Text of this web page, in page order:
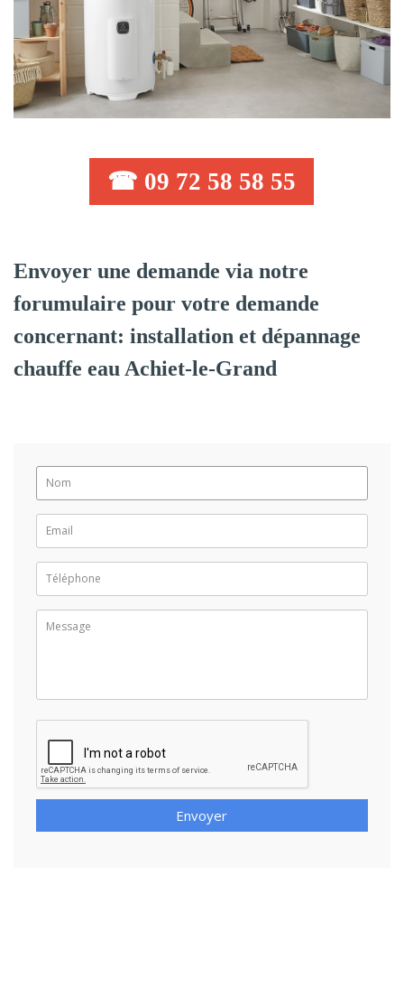
☎ 09 72 58 58 55
Envoyer une demande via notre
forumulaire pour votre demande
concernant: installation et dépannage
chauffe eau Achiet-le-Grand
Envoyer